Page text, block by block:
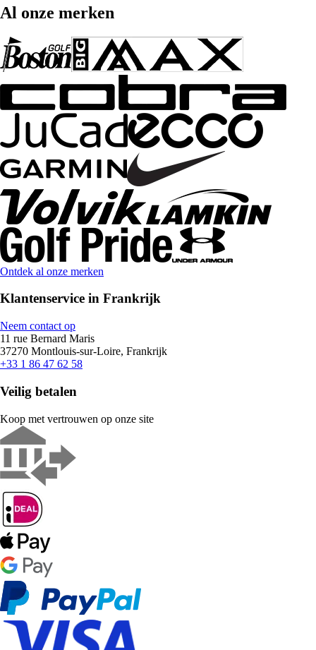
Al onze merken
Ontdek al onze merken
Klantenservice in Frankrijk
Neem contact op
11 rue Bernard Maris
37270 Montlouis-sur-Loire, Frankrijk
+33 1 86 47 62 58
Veilig betalen
Koop met vertrouwen op onze site